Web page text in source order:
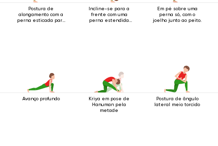
Postura de
alongamento com a
perna esticada para
Incline-se para a
frente com uma
perna estendida
Em pé sobre uma
perna só, com o
joelho junto ao peito.
Avanço profundo
Kriya em pose de
Hanuman pela
metade
Postura de ângulo
lateral meio torcido